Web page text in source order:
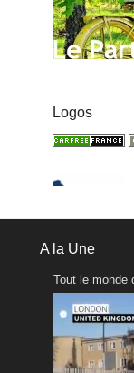
Logos
A la Une
Tout le monde